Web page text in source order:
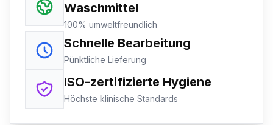
Waschmittel
100% umweltfreundlich
Schnelle Bearbeitung
Pünktliche Lieferung
ISO-zertifizierte Hygiene
Höchste klinische Standards